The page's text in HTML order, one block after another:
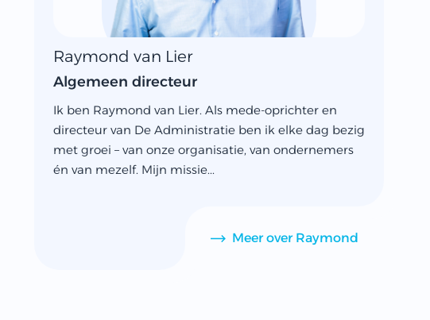
Raymond van Lier
Algemeen directeur
Ik ben Raymond van Lier. Als mede-oprichter en
directeur van De Administratie ben ik elke dag bezig
met groei – van onze organisatie, van ondernemers
én van mezelf. Mijn missie...
Meer over Raymond